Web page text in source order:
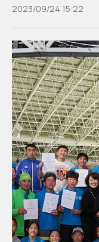
2023/09/24 15:22